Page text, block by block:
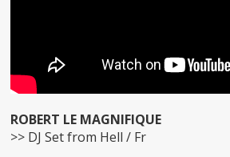
ROBERT LE MAGNIFIQUE
>> DJ Set from Hell / Fr